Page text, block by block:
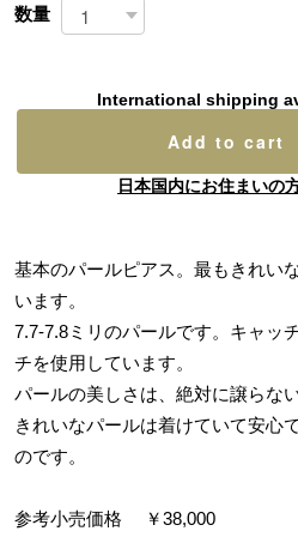
数量
International shipping
Add to cart
日本国内にお住まいの
基本のパールピアス。最もきれい
います。
7.7-7.8ミリのパールです。キャッ
チを使用しています。
パールの美しさは、絶対に譲らない
きれいなパールは着けていて安心
のです。
参考小売価格 ￥38,000